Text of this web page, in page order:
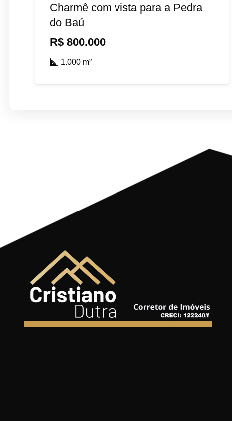
Charmê com vista para a Pedra
do Baú
R$ 800.000
1.000 m²